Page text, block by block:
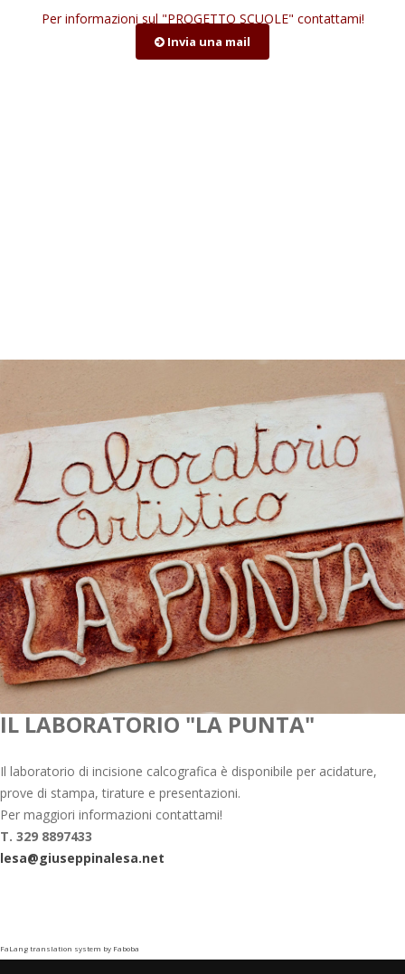
Per informazioni sul "PROGETTO SCUOLE" contattami!
Invia una mail
IL LABORATORIO "LA PUNTA"
Il laboratorio di incisione calcografica è disponibile per acidature,
prove di stampa, tirature e presentazioni.
Per maggiori informazioni contattami!
T. 329 8897433
lesa@giuseppinalesa.net
FaLang translation system by Faboba